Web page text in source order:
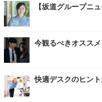
【坂道グループニ
今観るべきオススメ
快適デスクのヒン